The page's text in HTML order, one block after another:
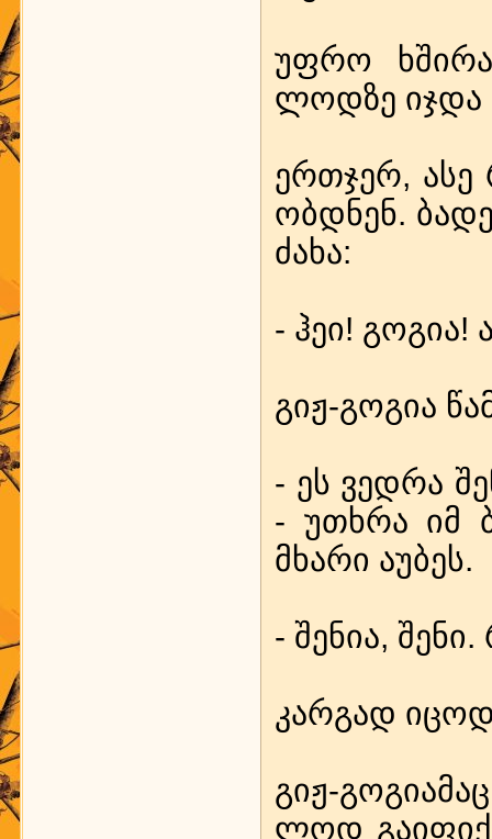
უფ­რო
ლოდ­ზე იჯ­და
ერთ­ჯერ,
ობ­დ­ნენ.
ძა­ხა:
- ჰეი! გო­გია!
გიჟ-გო­გია
- ეს ვედ­რა
- უთხ­რა იმ
მხა­რი აუბ­ეს.
- შე­ნია,
კარ­გად
გიჟ-
ლოდ